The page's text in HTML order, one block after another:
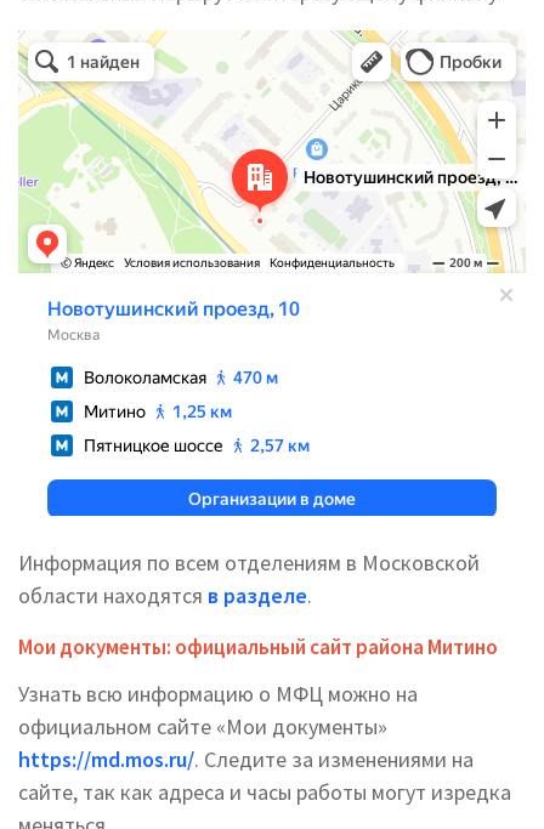
Информация по всем отделениям в Московской
области находятся в разделе.
Мои документы: официальный сайт района Митино
Узнать всю информацию о МФЦ можно на
официальном сайте «Мои документы»
https://md.mos.ru/. Следите за изменениями на
сайте, так как адреса и часы работы могут изредка